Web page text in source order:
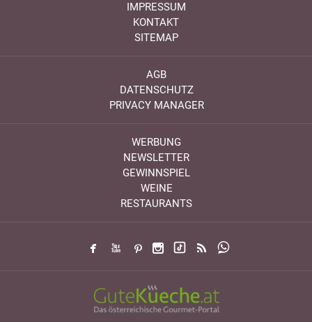
IMPRESSUM
KONTAKT
SITEMAP
AGB
DATENSCHUTZ
PRIVACY MANAGER
WERBUNG
NEWSLETTER
GEWINNSPIEL
WEINE
RESTAURANTS